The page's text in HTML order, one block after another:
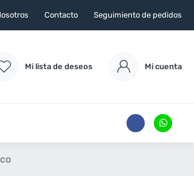
Contacto Seguimiento de pedidos
Mi lista de deseos Mi cuenta